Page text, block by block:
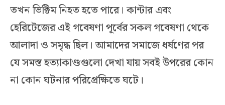
তখন ভিক্টিম নিহত হতে পারে। কান্টার এবং
হেরিটেজের এই গবেষণা পূর্বের সকল গবেষণা থেকে
আলাদা ও সমৃদ্ধ ছিল। আমাদের সমাজে ধর্ষণের পর
যে সমস্ত হত্যাকাণ্ডগুলো দেখা যায় সবই উপরের কোন
না কোন ঘটনার পরিপ্রেক্ষিতে ঘটে।